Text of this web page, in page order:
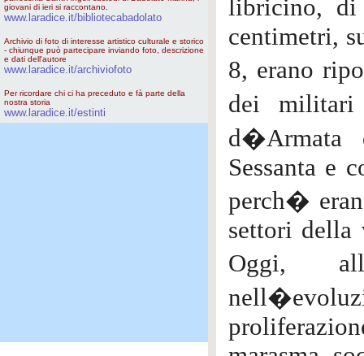
giovani di ieri si raccontano.
www.laradice.it/bibliotecabadolato
Archivio di foto di interesse artistico culturale e storico
- chiunque può partecipare inviando foto, descrizione
e dati dell'autore
www.laradice.it/archiviofoto
Per ricordare chi ci ha preceduto e fà parte della
nostra storia
www.laradice.it/estinti
libricino,
centimetri,
8, erano
dei militari
d�Armata
Sessanta e
perch�
settori della
Oggi,